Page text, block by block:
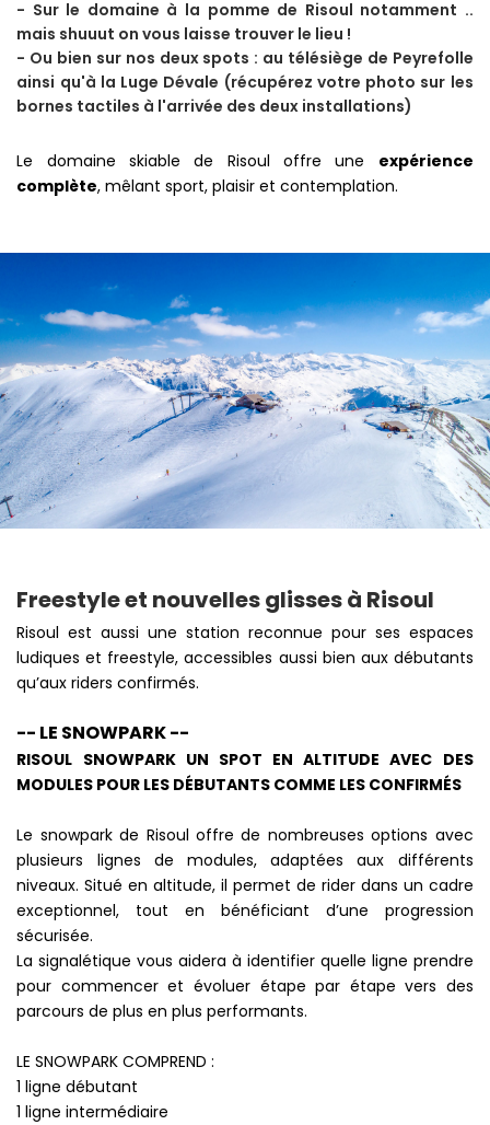
- Sur le domaine à la pomme de Risoul notamment ..
mais shuuut on vous laisse trouver le lieu !
- Ou bien sur nos deux spots : au télésiège de Peyrefolle
ainsi qu'à la Luge Dévale (récupérez votre photo sur les
bornes tactiles à l'arrivée des deux installations)
Le domaine skiable de Risoul offre une expérience
complète, mêlant sport, plaisir et contemplation.
Freestyle et nouvelles glisses à Risoul
Risoul est aussi une station reconnue pour ses espaces
ludiques et freestyle, accessibles aussi bien aux débutants
qu’aux riders confirmés.
-- LE SNOWPARK --
RISOUL SNOWPARK UN SPOT EN ALTITUDE AVEC DES
MODULES POUR LES DÉBUTANTS COMME LES CONFIRMÉS
Le snowpark de Risoul offre de nombreuses options avec
plusieurs lignes de modules, adaptées aux différents
niveaux. Situé en altitude, il permet de rider dans un cadre
exceptionnel, tout en bénéficiant d’une progression
sécurisée.
La signalétique vous aidera à identifier quelle ligne prendre
pour commencer et évoluer étape par étape vers des
parcours de plus en plus performants.
LE SNOWPARK COMPREND :
1 ligne débutant
1 ligne intermédiaire